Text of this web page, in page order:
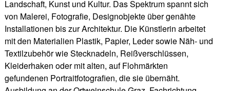
Landschaft, Kunst und Kultur. Das Spektrum spannt sich
von Malerei, Fotografie, Designobjekte über genähte
Installationen bis zur Architektur. Die Künstlerin arbeitet
mit den Materialien Plastik, Papier, Leder sowie Näh- und
Textilzubehör wie Stecknadeln, Reißverschlüssen,
Kleiderhaken oder mit alten, auf Flohmärkten
gefundenen Portraitfotografien, die sie übernäht.